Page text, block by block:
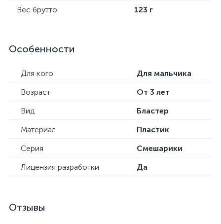
Вес брутто 123 г
Особенности
Для кого
Для мальчика
Возраст
От 3 лет
Вид
Бластер
Материал
Пластик
Серия
Смешарики
Лицензия разработки
Да
Отзывы